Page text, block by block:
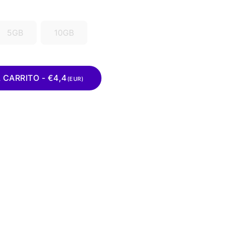
5GB 10GB
CARRITO - €4,4 (EUR)